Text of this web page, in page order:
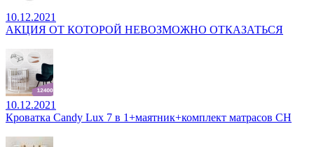
10.12.2021
АКЦИЯ ОТ КОТОРОЙ НЕВОЗМОЖНО ОТКАЗАТЬСЯ
10.12.2021
Кроватка Candy Lux 7 в 1+маятник+комплект матрасов CH